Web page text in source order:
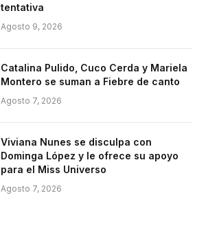
tentativa
Agosto 9, 2026
Catalina Pulido, Cuco Cerda y Mariela
Montero se suman a Fiebre de canto
Agosto 7, 2026
Viviana Nunes se disculpa con
Dominga López y le ofrece su apoyo
para el Miss Universo
Agosto 7, 2026